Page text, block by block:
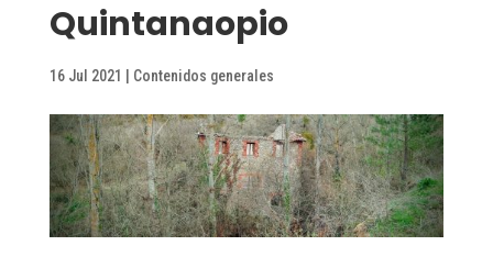
Quintanaopio
16 Jul 2021 Contenidos generales